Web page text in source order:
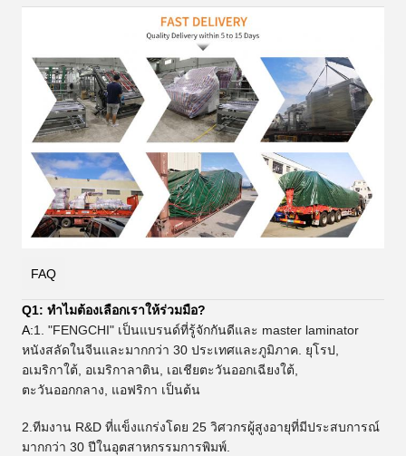
FAQ
Q1: ทําไมต้องเลือกเราให้ร่วมมือ?
A:1. "FENGCHI" เป็นแบรนด์ที่รู้จักกันดีและ master laminator
หนังสลัดในจีนและมากกว่า 30 ประเทศและภูมิภาค. ยุโรป,
อเมริกาใต้, อเมริกาลาติน, เอเชียตะวันออกเฉียงใต้,
ตะวันออกกลาง, แอฟริกา เป็นต้น
2.ทีมงาน R&D ที่แข็งแกร่งโดย 25 วิศวกรผู้สูงอายุที่มีประสบการณ์
มากกว่า 30 ปีในอุตสาหกรรมการพิมพ์.